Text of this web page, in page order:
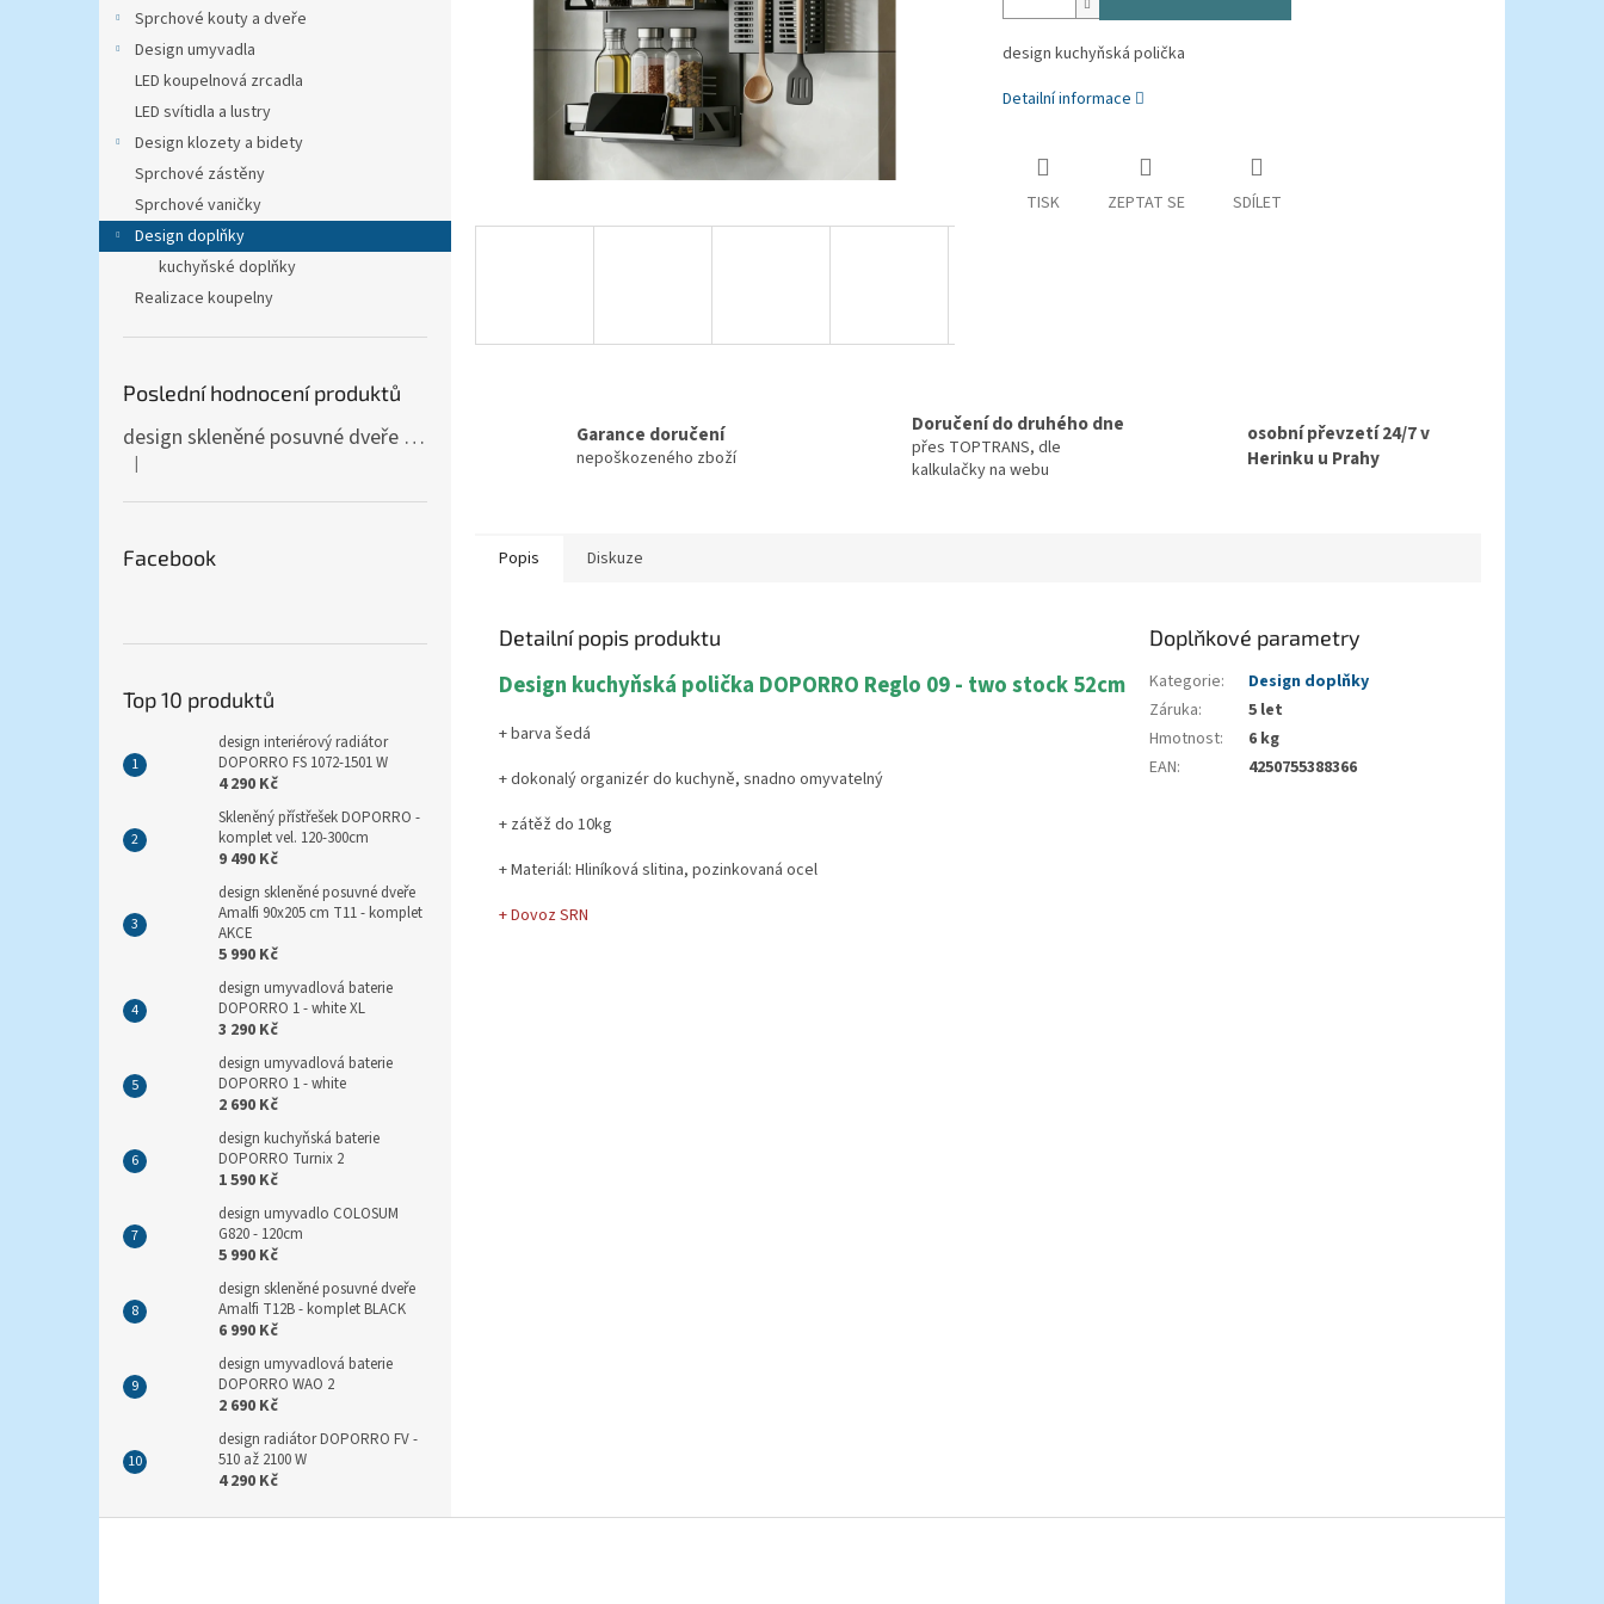
Sprchové kouty a dveře
Design umyvadla
LED koupelnová zrcadla
LED svítidla a lustry
Design klozety a bidety
Sprchové zástěny
Sprchové vaničky
Design doplňky
kuchyňské doplňky
Realizace koupelny
Poslední hodnocení produktů
design skleněné posuvné dveře Amalfi 90x205 cm T12 - komplet AKCE
Hodnocení produktu je 5 z 5 hvězdiček.
|
Facebook
Top 10 produktů
design interiérový radiátor
DOPORRO FS 1072-1501 W
4 290 Kč
Skleněný přístřešek DOPORRO -
komplet vel. 120-300cm
9 490 Kč
design skleněné posuvné dveře
Amalfi 90x205 cm T11 - komplet
AKCE
5 990 Kč
design umyvadlová baterie
DOPORRO 1 - white XL
3 290 Kč
design umyvadlová baterie
DOPORRO 1 - white
2 690 Kč
design kuchyňská baterie
DOPORRO Turnix 2
1 590 Kč
design umyvadlo COLOSUM
G820 - 120cm
5 990 Kč
design skleněné posuvné dveře
Amalfi T12B - komplet BLACK
6 990 Kč
design umyvadlová baterie
DOPORRO WAO 2
2 690 Kč
design radiátor DOPORRO FV -
510 až 2100 W
4 290 Kč
design kuchyňská polička
Detailní informace
TISK ZEPTAT SE SDÍLET
Garance doručení
nepoškozeného zboží
Doručení do druhého dne
přes TOPTRANS, dle
kalkulačky na webu
osobní převzetí 24/7 v
Herinku u Prahy
Popis Diskuze
Detailní popis produktu
Design kuchyňská polička DOPORRO Reglo 09 - two stock 52cm
+ barva šedá
+ dokonalý organizér do kuchyně, snadno omyvatelný
+ zátěž do 10kg
+ Materiál: Hliníková slitina, pozinkovaná ocel
+ Dovoz SRN
Doplňkové parametry
Kategorie:
Design doplňky
Záruka:
5 let
Hmotnost:
6 kg
EAN: 4250755388366